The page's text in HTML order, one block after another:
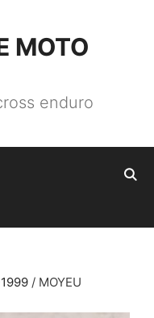
MOTO
enduro
/ MOYEU